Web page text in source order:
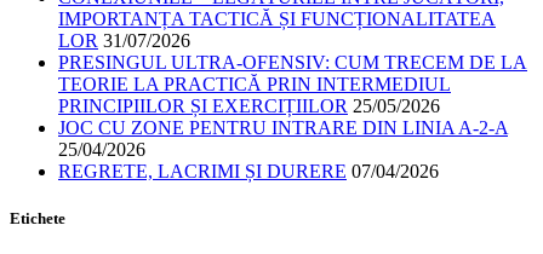
IMPORTANȚA TACTICĂ ȘI FUNCȚIONALITATEA
LOR 31/07/2026
PRESINGUL ULTRA-OFENSIV: CUM TRECEM DE LA
TEORIE LA PRACTICĂ PRIN INTERMEDIUL
PRINCIPIILOR ȘI EXERCIȚIILOR 25/05/2026
JOC CU ZONE PENTRU INTRARE DIN LINIA A-2-A
25/04/2026
REGRETE, LACRIMI ȘI DURERE 07/04/2026
Etichete